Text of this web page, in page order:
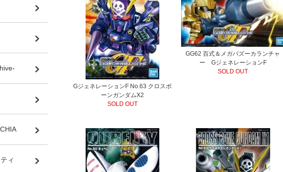
GジェネレーションF No.63 クロスボ
ーンガンダムX2
SOLD OUT
GG62 百式＆メガバズーカランチャ
ー GジェネレーションF
SOLD OUT
ィ